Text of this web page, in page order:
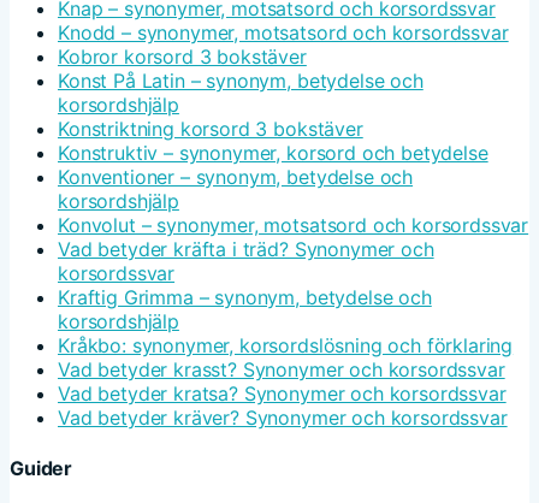
Knap – synonymer, motsatsord och korsordssvar
Knodd – synonymer, motsatsord och korsordssvar
Kobror korsord 3 bokstäver
Konst På Latin – synonym, betydelse och
korsordshjälp
Konstriktning korsord 3 bokstäver
Konstruktiv – synonymer, korsord och betydelse
Konventioner – synonym, betydelse och
korsordshjälp
Konvolut – synonymer, motsatsord och korsordssvar
Vad betyder kräfta i träd? Synonymer och
korsordssvar
Kraftig Grimma – synonym, betydelse och
korsordshjälp
Kråkbo: synonymer, korsordslösning och förklaring
Vad betyder krasst? Synonymer och korsordssvar
Vad betyder kratsa? Synonymer och korsordssvar
Vad betyder kräver? Synonymer och korsordssvar
Guider